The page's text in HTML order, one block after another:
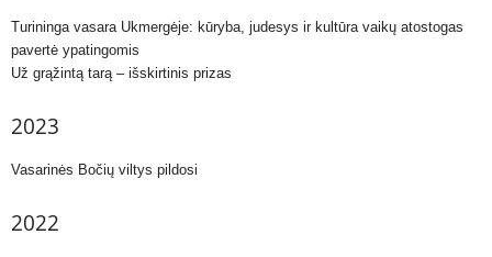
Turininga vasara Ukmergėje: kūryba, judesys ir kultūra vaikų atostogas
pavertė ypatingomis
Už grąžintą tarą – išskirtinis prizas
2023
Vasarinės Bočių viltys pildosi
2022